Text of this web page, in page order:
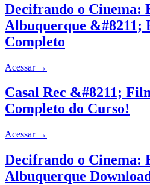
Decifrando o Cinema:
Albuquerque &#8211;
Completo
Acessar →
Casal Rec &#8211;
Completo do Curso!
Acessar →
Decifrando o Cinema:
Albuquerque